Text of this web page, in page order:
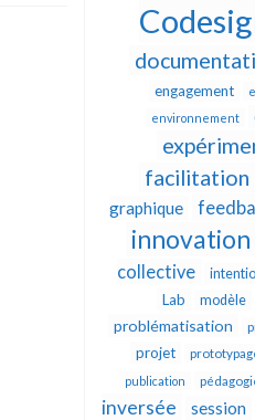
engagement
environnement
facilitation
graphique
innovation
collective
Lab modèle
problématisation
projet
publication
inversée
session